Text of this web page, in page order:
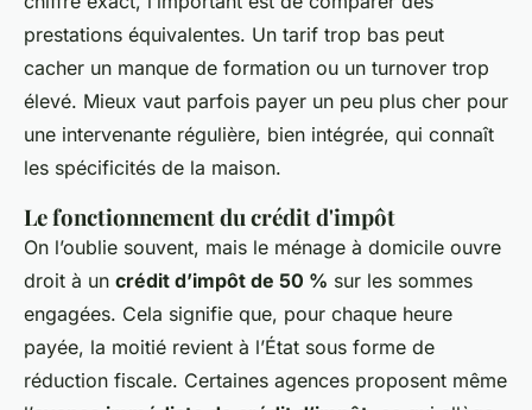
prestations équivalentes. Un tarif trop bas peut
cacher un manque de formation ou un turnover trop
élevé. Mieux vaut parfois payer un peu plus cher pour
une intervenante régulière, bien intégrée, qui connaît
les spécificités de la maison.
Le fonctionnement du crédit d'impôt
On l’oublie souvent, mais le ménage à domicile ouvre
droit à un crédit d’impôt de 50 % sur les sommes
engagées. Cela signifie que, pour chaque heure
payée, la moitié revient à l’État sous forme de
réduction fiscale. Certaines agences proposent même